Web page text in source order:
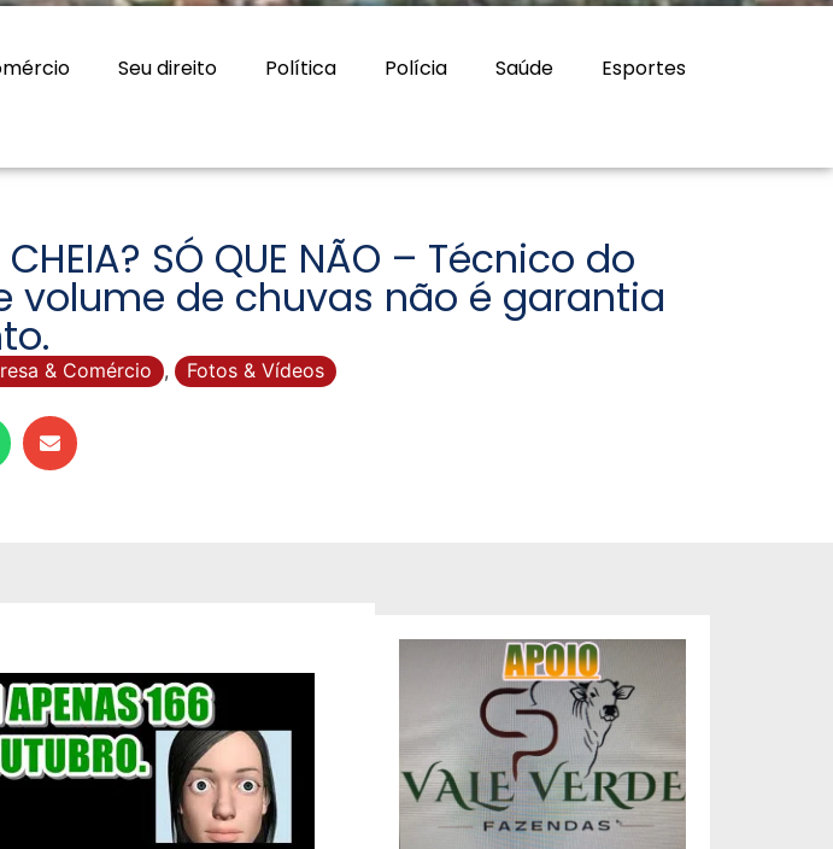
Seu direito Política Polícia Saúde Esportes
CHEIA? SÓ QUE NÃO – Técnico do
volume de chuvas não é garantia
& Comércio , Fotos & Vídeos